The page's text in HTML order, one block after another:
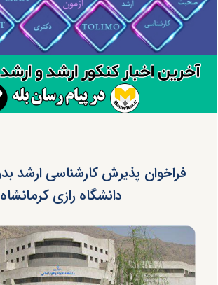
دانشگاه رازی کرمانشاه